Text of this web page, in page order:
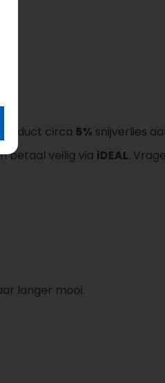
circa 5% snijverlies
betaal veilig via iDEAL.
langer mooi.